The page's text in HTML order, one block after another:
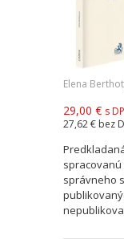
Elena
29,00 € s
27,62 € bez
správneho